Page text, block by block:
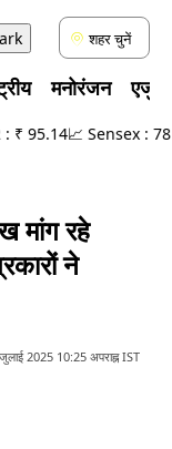
शहर चुनें
मनोरंजन
95.14📈 Sensex :
मांग रहे
ने
2025 10:25 अपराह्न IST